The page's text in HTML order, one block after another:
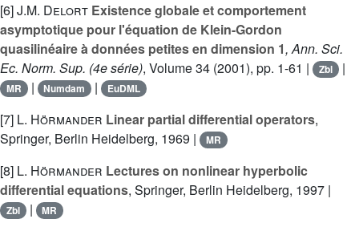
[6]J.M. Delort Existence globale et comportement
asymptotique pour l'équation de Klein-Gordon
quasilinéaire à données petites en dimension 1, Ann. Sci.
Ec. Norm. Sup. (4e série), Volume 34 (2001), pp. 1-61 | Zbl |
MR | Numdam | EuDML
[7] L. Hörmander Linear partial differential operators,
Springer, Berlin Heidelberg, 1969 |
MR
[8] L. Hörmander Lectures on nonlinear hyperbolic
differential equations, Springer, Berlin Heidelberg, 1997 |
Zbl | MR